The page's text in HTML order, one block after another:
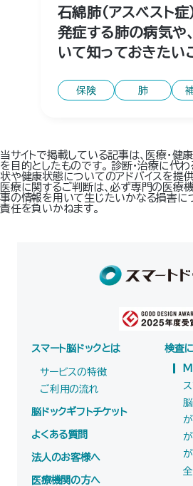
石綿肺（アスベスト
発症する肺の病気や
いて知っておきたい
保険 肺
当サイトで掲載している記事は、医療・
を目的としたものです。 診断・治療に代
状や健康状態についてのアドバイスを提
医療に関するご判断は、必ず専門の医療
事の情報を用いて生じたいかなる損害に
責任を負いかねます。
スマート脳ドックとは
サービスの特徴
ご利用の流れ
脳ドックギフトチケット
よくある質問
法人のお客様へ
医療機関の方へ
検査